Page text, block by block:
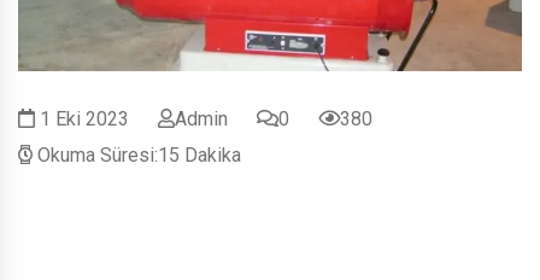
1 Eki 2023 Admin 0
380
Okuma Süresi:15 Dakika